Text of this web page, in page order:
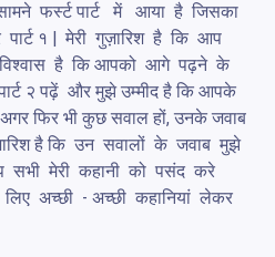
फर्स्ट पार्ट   में   आया  है  जिसका
पार्ट १ |  मेरी  गुज़ारिश  है  कि  आप
है  कि आपको  आगे  पढ़ने  के
२ पढ़ें  और मुझे उम्मीद है कि आपके
फिर भी कुछ सवाल हों, उनके जवाब
है कि  उन  सवालों  के  जवाब  मुझे
मेरी  कहानी  को  पसंद  करे
अच्छी  - अच्छी  कहानियां  लेकर